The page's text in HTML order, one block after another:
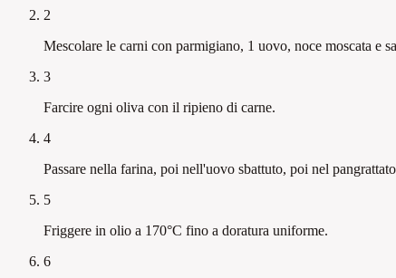
2
Mescolare le carni con parmigiano, 1 uovo, noce moscata e
3
Farcire ogni oliva con il ripieno di carne.
4
Passare nella farina, poi nell'uovo sbattuto, poi nel
5
Friggere in olio a 170°C fino a doratura uniforme.
6